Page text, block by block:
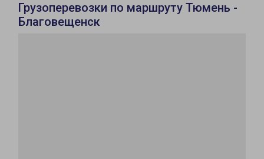
Грузоперевозки по маршруту Тюмень -
Благовещенск